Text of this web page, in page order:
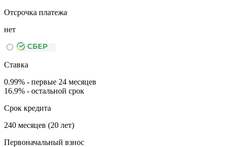
Отсрочка платежа
нет
Ставка
0.99% - первые 24 месяцев
16.9% - остальной срок
Срок кредита
240 месяцев (20 лет)
Первоначальный взнос